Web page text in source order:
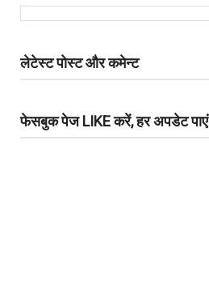
लेटेस्ट पोस्ट और कमेन्ट
फेसबुक पेज LIKE करें, हर अपडेट पाएं